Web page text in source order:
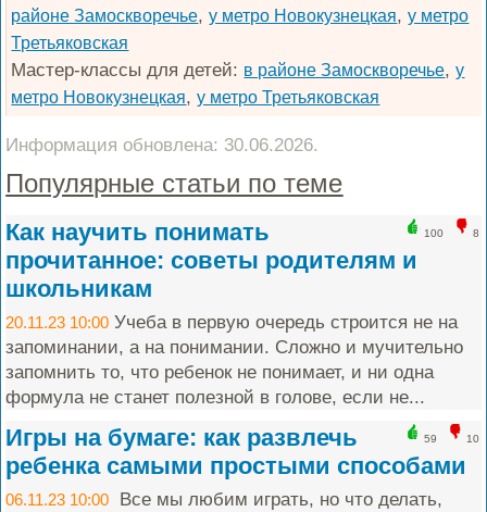
районе Замоскворечье,у метро Новокузнецкая,у метро
Третьяковская
Мастер-классы для детей: в районе Замоскворечье,у
метро Новокузнецкая,у метро Третьяковская
Информация обновлена: 30.06.2026.
Популярные статьи по теме
100 8
Как научить понимать
прочитанное: советы родителям и
школьникам
20.11.23 10:00 Учеба в первую очередь строится не на
запоминании, а на понимании. Сложно и мучительно
запомнить то, что ребенок не понимает, и ни одна
формула не станет полезной в голове, если не...
59 10
Игры на бумаге: как развлечь
ребенка самыми простыми способами
06.11.23 10:00 Все мы любим играть, но что делать,